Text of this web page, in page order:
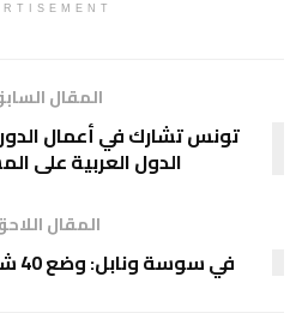
المقال
الدول العربية على
المقال
في سوسة ونابل: وضع 40 شخصا في العزل الذاتي